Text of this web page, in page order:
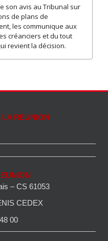
son avis au Tribunal sur
de plans de
les communique aux
créanciers et du tout
revient la décision.
REUNION
– CS 61053
CEDEX
00